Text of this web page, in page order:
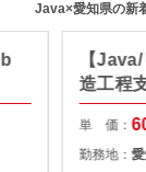
Java×愛知県の新
【
造工程
単 価：
勤務地：